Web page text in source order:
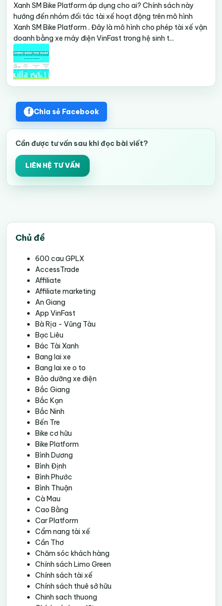
Xanh SM Bike Platform áp dụng cho ai? Chính sách này
hướng đến nhóm đối tác tài xế hoạt động trên mô hình
Xanh SM Bike Platform . Đây là mô hình cho phép tài xế vận
doanh bằng xe máy điện VinFast trong hệ sinh t...
Chia sẻ Facebook
Cần được tư vấn sau khi đọc bài viết?
LIÊN HỆ TƯ VẤN
Chủ đề
600 cau GPLX
AccessTrade
Affiliate
Affiliate marketing
An Giang
App VinFast
Bà Rịa - Vũng Tàu
Bạc Liêu
Bác Tài Xanh
Bang lai xe
Bang lai xe o to
Bảo dưỡng xe điện
Bắc Giang
Bắc Kạn
Bắc Ninh
Bến Tre
Bike cơ hữu
Bike Platform
Bình Dương
Bình Định
Bình Phước
Bình Thuận
Cà Mau
Cao Bằng
Car Platform
Cẩm nang tài xế
Cần Thơ
Chăm sóc khách hàng
Chính sách Limo Green
Chính sách tài xế
Chính sách thuê sở hữu
Chinh sach thuong